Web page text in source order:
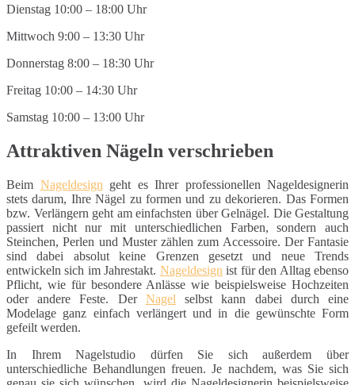
Dienstag 10:00 – 18:00 Uhr
Mittwoch 9:00 – 13:30 Uhr
Donnerstag 8:00 – 18:30 Uhr
Freitag 10:00 – 14:30 Uhr
Samstag 10:00 – 13:00 Uhr
Attraktiven Nägeln verschrieben
Beim Nageldesign geht es Ihrer professionellen Nageldesignerin
stets darum, Ihre Nägel zu formen und zu dekorieren. Das Formen
bzw. Verlängern geht am einfachsten über Gelnägel. Die Gestaltung
passiert nicht nur mit unterschiedlichen Farben, sondern auch
Steinchen, Perlen und Muster zählen zum Accessoire. Der Fantasie
sind dabei absolut keine Grenzen gesetzt und neue Trends
entwickeln sich im Jahrestakt. Nageldesign ist für den Alltag ebenso
Pflicht, wie für besondere Anlässe wie beispielsweise Hochzeiten
oder andere Feste. Der Nagel selbst kann dabei durch eine
Modelage ganz einfach verlängert und in die gewünschte Form
gefeilt werden.
In Ihrem Nagelstudio dürfen Sie sich außerdem über
unterschiedliche Behandlungen freuen. Je nachdem, was Sie sich